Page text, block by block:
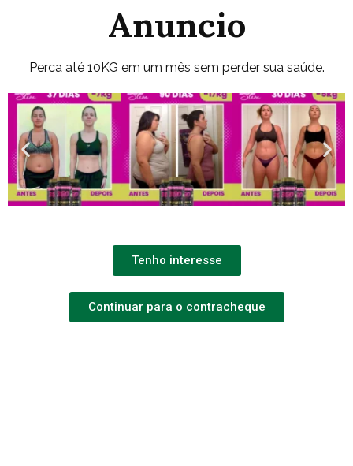
Anuncio
Perca até 10KG em um mês sem perder sua saúde.
Tenho interesse
Continuar para o contracheque